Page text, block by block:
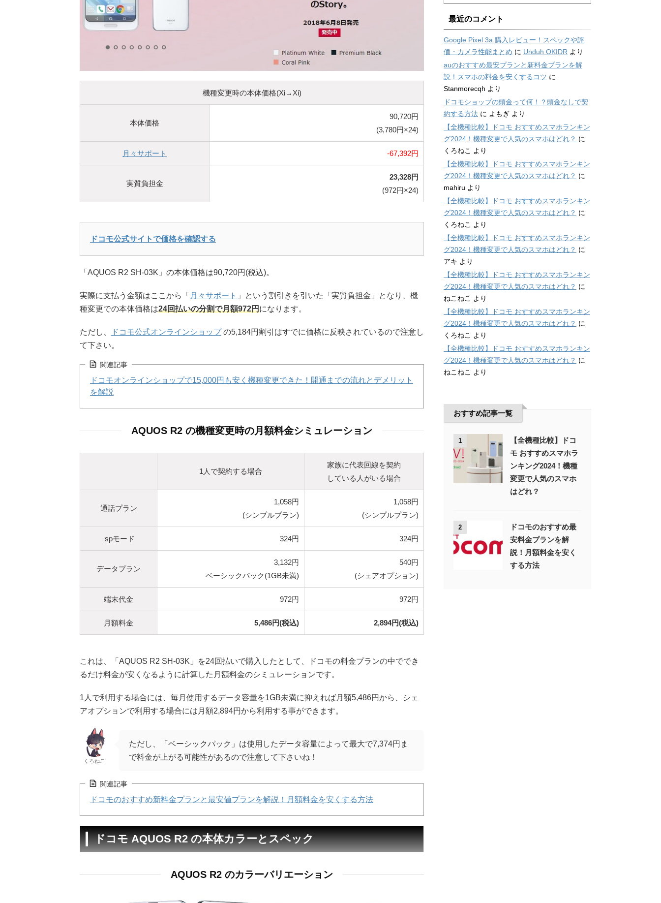
機種変更時の本体価格(Xi→Xi)
本体価格
90,720円
(3,780円×24)
月々サポート -67,392円
実質負担金
23,328円
(972円×24)
ドコモ公式サイトで価格を確認する
「AQUOS R2 SH-03K」の本体価格は90,720円(税込)。
実際に支払う金額はここから「 月々サポート 」という割引きを引いた「実質負担金」となり、機
種変更での本体価格は24回払いの分割で月額972円になります。
ただし、 ドコモ公式オンラインショップの5,184円割引はすでに価格に反映されているので注意し
て下さい。
関連記事
ドコモオンラインショップで15,000円も安く機種変更できた！開通までの流れとデメリット
を解説
AQUOS R2 の機種変更時の月額料金シミュレーション
1人で契約する場合
家族に代表回線を契約
している人がいる場合
通話プラン
1,058円
(シンプルプラン)
1,058円
(シンプルプラン)
spモード 324円 324円
データプラン
3,132円
ベーシックパック(1GB未満)
540円
(シェアオプション)
端末代金 972円 972円
月額料金 5,486円(税込) 2,894円(税込)
これは、「AQUOS R2 SH-03K」を24回払いで購入したとして、ドコモの料金プランの中ででき
るだけ料金が安くなるように計算した月額料金のシミュレーションです。
1人で利用する場合には、毎月使用するデータ容量を1GB未満に抑えれば月額5,486円から、シェ
アオプションで利用する場合には月額2,894円から利用する事ができます。
くろねこ
ただし、「ベーシックパック」は使用したデータ容量によって最大で7,374円ま
で料金が上がる可能性があるので注意して下さいね！
関連記事
ドコモのおすすめ新料金プランと最安値プランを解説！月額料金を安くする方法
ドコモ AQUOS R2 の本体カラーとスペック
AQUOS R2 のカラーバリエーション
最近のコメント
Google Pixel 3a 購入レビュー！スペックや評
価・カメラ性能まとめ に Unduh OKIDR より
auのおすすめ最安プランと新料金プランを解
説！スマホの料金を安くするコツ に
Stanmorecqh より
ドコモショップの頭金って何！？頭金なしで契
約する方法 に よもぎ より
【全機種比較】ドコモ おすすめスマホランキン
グ2024！機種変更で人気のスマホはどれ？ に
くろねこ
より
【全機種比較】ドコモ おすすめスマホランキン
グ2024！機種変更で人気のスマホはどれ？ に
mahiru より
【全機種比較】ドコモ おすすめスマホランキン
グ2024！機種変更で人気のスマホはどれ？ に
くろねこ
より
【全機種比較】ドコモ おすすめスマホランキン
グ2024！機種変更で人気のスマホはどれ？ に
アキ より
【全機種比較】ドコモ おすすめスマホランキン
グ2024！機種変更で人気のスマホはどれ？ に
ねこねこ
より
【全機種比較】ドコモ おすすめスマホランキン
グ2024！機種変更で人気のスマホはどれ？ に
くろねこ
より
【全機種比較】ドコモ おすすめスマホランキン
グ2024！機種変更で人気のスマホはどれ？ に
ねこねこ
より
おすすめ記事一覧
1
【全機種比較】ドコ
モ おすすめスマホラ
ンキング2024！機種
変更で人気のスマホ
はどれ？
2
ドコモのおすすめ最
安料金プランを解
説！月額料金を安く
する方法